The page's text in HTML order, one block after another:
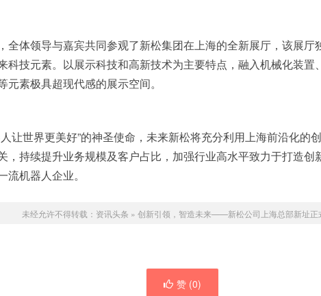
全体领导与嘉宾共同参观了新松集团在上海的全新展厅，该展厅
科技元素。以展示科技和高新技术为主要特点，融入机械化装置
元素极具超现代感的展示空间。
让世界更美好”的神圣使命，未来新松将充分利用上海前沿化的
，持续提升业务规模及客户占比，加强行业高水平致力于打造创
流机器人企业。
未经允许不得转载： 资讯头条 » 创新引领，智造未来——新松公司上海总部新址正
赞 (0)